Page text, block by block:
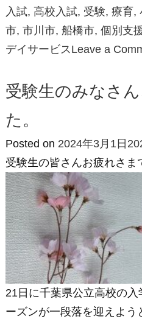
入試, 高校入試, 受験, 療育,
市, 市川市, 船橋市, 個別支
デイサービスLeave a
受験生のみなさ
た。
Posted on 2024年3月1日
受験生の皆さんお疲れさま
21日に千葉県公立高校の
ーズンが一段落を迎えよう